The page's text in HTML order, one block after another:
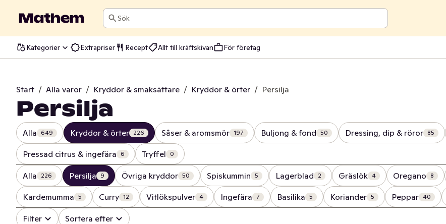
Sök
Kategorier Extrapriser Recept Allt till kräftskivan För företag
Start / Alla varor / Kryddor & smaksättare / Kryddor & örter / Persilja
Persilja
Alla 649 Kryddor & örter 226 Såser & aromsmör 197 Buljong & fond 50 Dressing, dip & röror 85
Pressad citrus & ingefära 6 Tryffel 0
Alla 226 Persilja 9 Övriga kryddor 50 Spiskummin 5 Lagerblad 2 Gräslök 4 Oregano 8
Kardemumma 5 Curry 12 Vitlökspulver 4 Ingefära 7 Basilika 5 Koriander 5 Peppar 40
Filter Sortera efter